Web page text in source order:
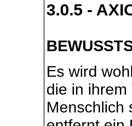
3.0.5 -
Es wird
die in
Menschlich